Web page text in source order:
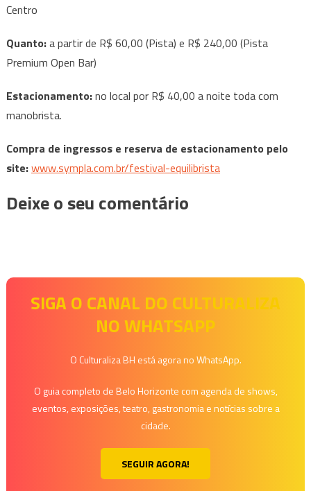
Centro
Quanto:a partir de R$ 60,00 (Pista) e R$ 240,00 (Pista
Premium Open Bar)
Estacionamento:no local por R$ 40,00 a noite toda com
manobrista.
Compra de ingressos e reserva de estacionamento pelo
site:www.sympla.com.br/festival-equilibrista
Deixe o seu comentário
SIGA O CANAL DO CULTURALIZA
NO WHATSAPP
O Culturaliza BH está agora no WhatsApp.
O guia completo de Belo Horizonte com agenda de shows,
eventos, exposições, teatro, gastronomia e notícias sobre a
cidade.
SEGUIR AGORA!